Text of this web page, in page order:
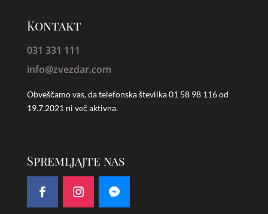
Kontakt
031 331 111
info@zvezdar.com
Obveščamo vas, da telefonska številka01 58 98 116 od
19.7.2021 ni več aktivna.
Spremljajte nas